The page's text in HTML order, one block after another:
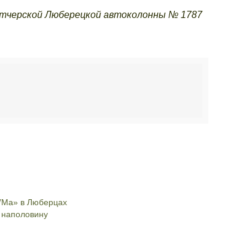
Люберецкой автоколонны № 1787
в Люберцах